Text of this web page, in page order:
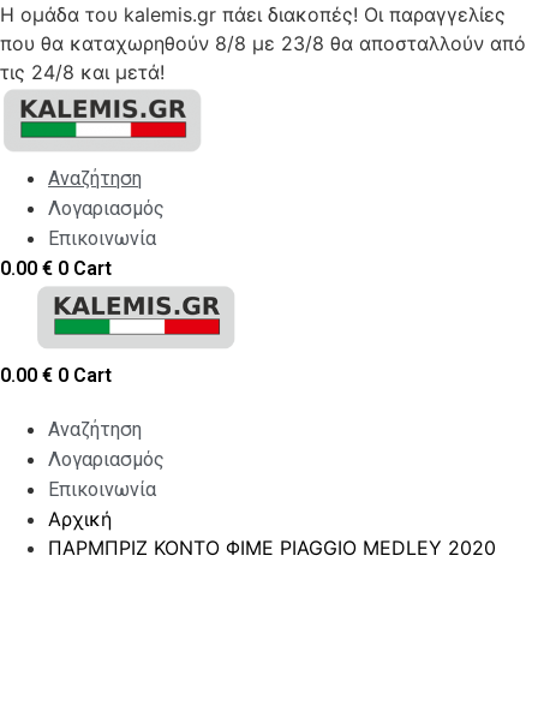
Η ομάδα του kalemis.gr πάει διακοπές! Οι παραγγελίες
που θα καταχωρηθούν 8/8 με 23/8 θα αποσταλλούν από
τις 24/8 και μετά!
Skip
content
Αναζήτηση
Λογαριασμός
Επικοινωνία
0.00 € 0 Cart
0.00 € 0 Cart
Αναζήτηση
Λογαριασμός
Επικοινωνία
Αρχική
ΠΑΡΜΠΡΙΖ ΚΟΝΤΟ ΦΙΜΕ PIAGGIO MEDLEY 2020